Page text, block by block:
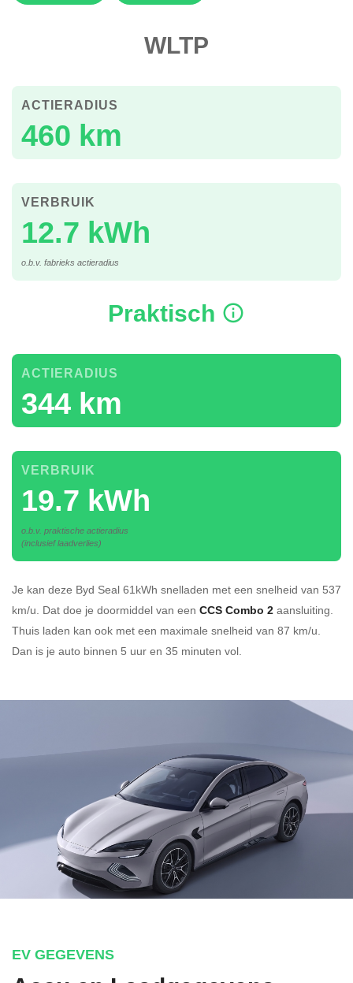
WLTP
460 km
ACTIERADIUS
12.7 kWh
VERBRUIK
o.b.v. fabrieks actieradius
Praktisch
344 km
ACTIERADIUS
19.7 kWh
VERBRUIK
o.b.v. praktische actieradius
(inclusief laadverlies)
Je kan deze Byd Seal 61kWh snelladen met een snelheid van 537
km/u. Dat doe je doormiddel van een CCS Combo 2 aansluiting.
Thuis laden kan ook met een maximale snelheid van 87 km/u.
Dan is je auto binnen 5 uur en 35 minuten vol.
EV GEGEVENS